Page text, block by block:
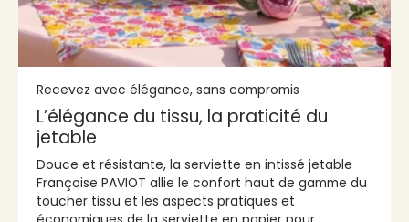
Recevez avec élégance, sans compromis
L’élégance du tissu, la praticité du
jetable
Douce et résistante, la serviette en intissé jetable
Françoise PAVIOT allie le confort haut de gamme du
toucher tissu et les aspects pratiques et